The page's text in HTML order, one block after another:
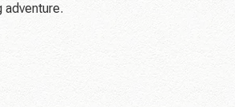
adventure.